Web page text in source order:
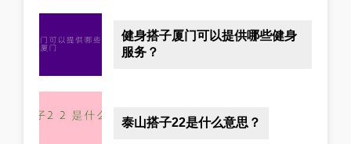
健身搭子厦门可以提供哪些健身
服务？
泰山搭子22是什么意思？